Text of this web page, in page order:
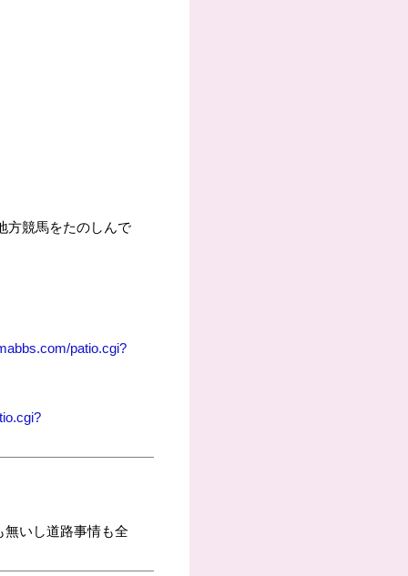
方競馬をたのしんで
patio.cgi?
いし道路事情も全